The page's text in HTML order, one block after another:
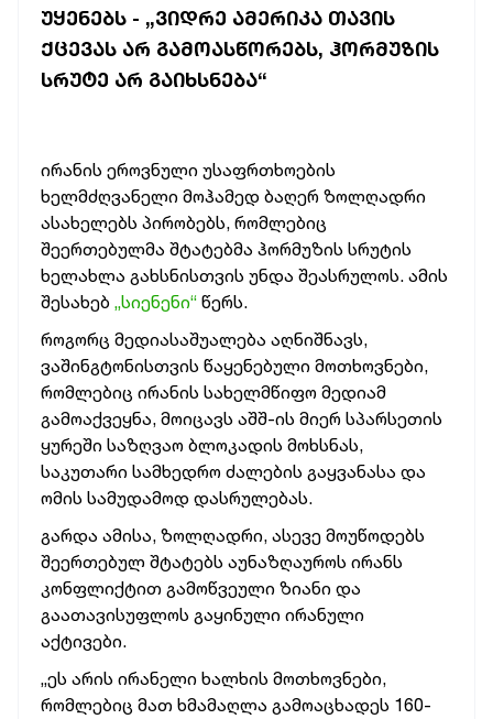
ᲣᲧᲔᲜᲔᲑᲡ - „ᲕᲘᲓᲠᲔ ᲐᲛᲔᲠᲘᲙᲐ ᲗᲐᲕᲘᲡ
ᲥᲪᲔᲕᲐᲡ ᲐᲠ ᲒᲐᲛᲝᲐᲡᲬᲝᲠᲔᲑᲡ, ᲰᲝᲠᲛᲣᲖᲘᲡ
ᲡᲠᲣᲢᲔ ᲐᲠ ᲒᲐᲘᲮᲡᲜᲔᲑᲐ“
ირანის ეროვნული უსაფრთხოების
ხელმძღვანელი მოჰამედ ბაღერ ზოლღადრი
ასახელებს პირობებს, რომლებიც
შეერთებულმა შტატებმა ჰორმუზის სრუტის
ხელახლა გახსნისთვის უნდა შეასრულოს. ამის
შესახებ „სიენენი“ წერს.
როგორც მედიასაშუალება აღნიშნავს,
ვაშინგტონისთვის წაყენებული მოთხოვნები,
რომლებიც ირანის სახელმწიფო მედიამ
გამოაქვეყნა, მოიცავს აშშ-ის მიერ სპარსეთის
ყურეში საზღვაო ბლოკადის მოხსნას,
საკუთარი სამხედრო ძალების გაყვანასა და
ომის სამუდამოდ დასრულებას.
გარდა ამისა, ზოლღადრი, ასევე მოუწოდებს
შეერთებულ შტატებს აუნაზღაუროს ირანს
კონფლიქტით გამოწვეული ზიანი და
გაათავისუფლოს გაყინული ირანული
აქტივები.
„ეს არის ირანელი ხალხის მოთხოვნები,
რომლებიც მათ ხმამაღლა გამოაცხადეს 160-